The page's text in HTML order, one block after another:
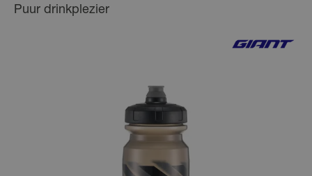
Puur drinkplezier